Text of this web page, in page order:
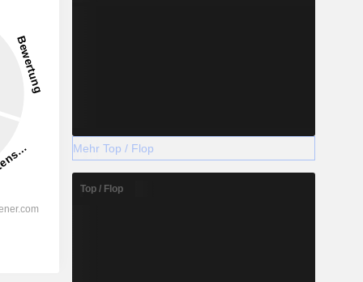
Mehr Top / Flop
Top / Flop